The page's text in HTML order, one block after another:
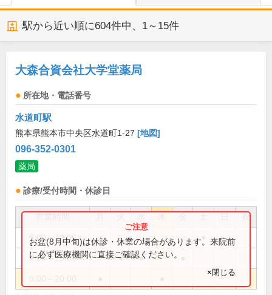
駅から近い順に604件中、 1～15件
大森合資会社大学堂薬局
所在地・電話番号
水道町駅
熊本県熊本市中央区水道町1-27 [地図]
096-352-0301
薬局
診療/受付時間・休診日
祝
9:00～19:00
9:00～19:30 ● ●
お盆(8月中旬)は休診・休業の場合があります。来院前
に必ず医療機関に直接ご確認ください。
×閉じる